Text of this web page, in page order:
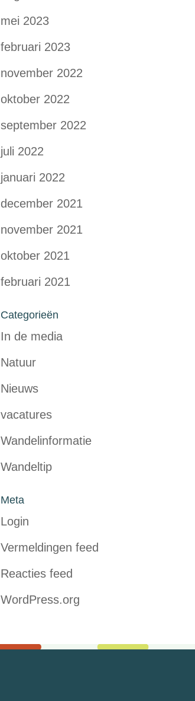
mei 2023
februari 2023
november 2022
oktober 2022
september 2022
juli 2022
januari 2022
december 2021
november 2021
oktober 2021
februari 2021
Categorieën
In de media
Natuur
Nieuws
vacatures
Wandelinformatie
Wandeltip
Meta
Login
Vermeldingen feed
Reacties feed
WordPress.org